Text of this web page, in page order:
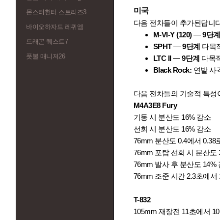
몬스터헌터 스토리즈3
바이오하자드 레퀴엠
드래곤 퀘스트7
풋볼 매니저26
미국
다음 전차들이 추가된답니
M-VI-Y (120)—9단계
SPHT—9단계 다목
LTC II—9단계 다목
Black Rock: 연발 사
다음 전차들의 기술적 특성
M4A3E8 Fury
기동 시 분산도 16% 감소
선회 시 분산도 16% 감소
76mm 분산도 0.4에서 0.38
76mm 포탑 선회 시 분산도
76mm 발사 후 분산도 14%
76mm 조준 시간 2.3초에서
T-832
105mm 재장전 11초에서